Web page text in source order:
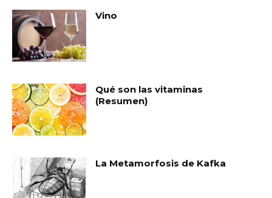
Vino
Qué son las vitaminas
(Resumen)
La Metamorfosis de Kafka